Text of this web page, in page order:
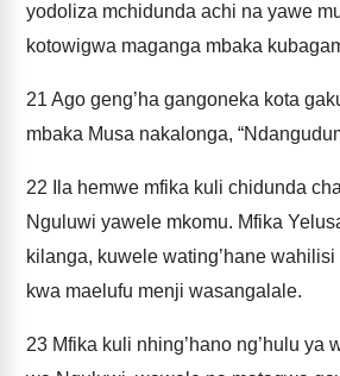
yodoliza mchidunda achi na yawe
kotowigwa maganga mbaka
21 Ago geng’ha gangoneka kota
mbaka Musa nakalonga,
22 Ila hemwe mfika kuli chidunda
Nguluwi yawele mkomu. Mfika
kilanga, kuwele wating’hane
kwa maelufu menji wasangalale.
23 Mfika kuli nhing’hano ng’hulu ya